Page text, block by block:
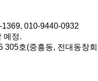
010-9440-0932
예정.
305호(중흥동, 전대동창회